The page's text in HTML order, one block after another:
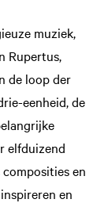
muziek,
Rupertus,
de loop der
eenheid, de
elfduizend
en
en